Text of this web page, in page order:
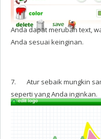
Anda dapat merubah text,
Anda sesuai keinginan.
7. Atur sebaik mungkin
seperti yang Anda inginkan.